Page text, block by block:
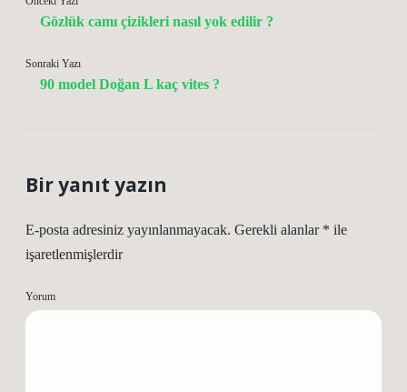
Gözlük camı çizikleri nasıl yok edilir ?
Sonraki Yazı
90 model Doğan L kaç vites ?
Bir yanıt yazın
E-posta adresiniz yayınlanmayacak. Gerekli alanlar * ile
işaretlenmişlerdir
Yorum